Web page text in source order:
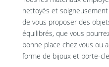
nettoyés et
de vous proposer des
équilibrés, que vous
bonne place chez vous ou
forme de bijoux et porte-